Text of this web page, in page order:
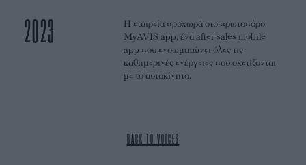
2023
Η εταιρεία προχωρά στο πρωτοπόρο
MyAVIS app, ένα after sales mobile
app που ενσωματώνει όλες τις
καθημερινές ενέργειες που σχετίζονται
με το αυτοκίνητο.
ΒACK TO VOICES